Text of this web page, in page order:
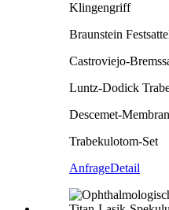
Klingengriff
Braunstein
Castroviejo-
Luntz-Dodick
Descemet-
Trabekulotom-Set
AnfrageDetail